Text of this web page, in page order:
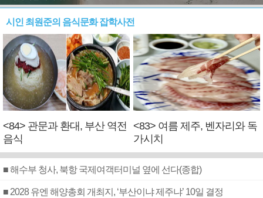
시인 최원준의 음식문화 잡학사전
<84> 관문과 환대, 부산 역전
음식
<83> 여름 제주, 벤자리와 독
가시치
■ 해수부 청사, 북항 국제여객터미널 옆에 선다(종합)
■ 2028 유엔 해양총회 개최지, ‘부산이냐 제주냐’ 10일 결정